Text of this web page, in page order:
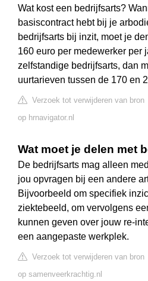
Wat kost een bedrijfsarts?
basiscontract hebt bij je
bedrijfsarts bij inzit, moet je
160 euro per medewerker per
zelfstandige bedrijfsarts, dan
uurtarieven tussen de 170 en
Verzoek tot verwijderen van bron
op hrnavigator.nl
Wat moet je delen met
De bedrijfsarts mag alleen
jou opvragen bij een andere
Bijvoorbeeld om specifiek
ziektebeeld, om vervolgens
kunnen geven over jouw re-
een aangepaste werkplek.
Verzoek tot verwijderen van bron
op samenveerkrachtig.nl